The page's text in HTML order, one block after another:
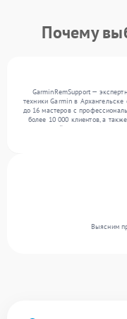
Почему
GarminRemSupport —
техники Garmin в
до 16 мастеров с
более 10 000 клиентов, а
сервисный центр поступает
любой сложности и
Выясним